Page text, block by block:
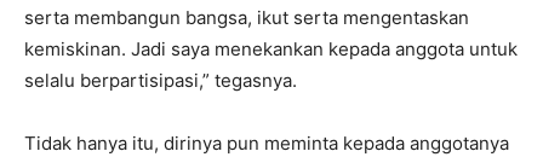
serta membangun bangsa, ikut serta mengentaskan
kemiskinan. Jadi saya menekankan kepada anggota untuk
selalu berpartisipasi,” tegasnya.
Tidak hanya itu, dirinya pun meminta kepada anggotanya